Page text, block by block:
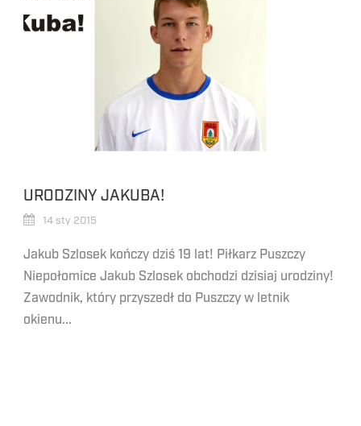
URODZINY JAKUBA!
14 sty 2015
Jakub Szlosek kończy dziś 19 lat! Piłkarz Puszczy
Niepołomice Jakub Szlosek obchodzi dzisiaj urodziny!
Zawodnik, który przyszedł do Puszczy w letnik
okienu...